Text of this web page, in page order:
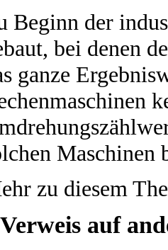
Beginn der
bei denen
ganze
Maschinen
zu diesem
auf